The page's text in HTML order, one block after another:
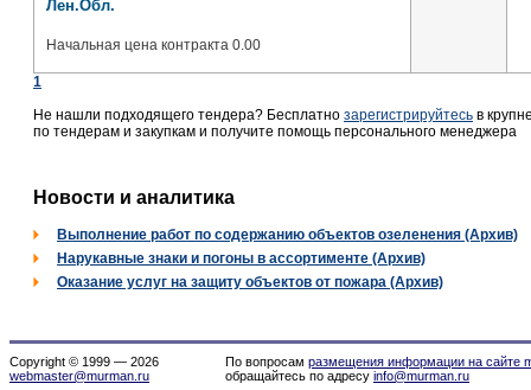
Лен.Обл.
Начальная цена контракта 0.00
1
Не нашли подходящего тендера? Бесплатно зарегистрируйтесь в
по тендерам и закупкам и получите помощь персонального менеджера
Новости и аналитика
Выполнение работ по содержанию объектов озеленения (Архив)
Нарукавные знаки и погоны в ассортименте (Архив)
Оказание услуг на защиту объектов от пожара (Архив)
Copyright © 1999 — 2026
webmaster@murman.ru
По вопросам размещения информации на сайте
обращайтесь по адресу info@murman.ru